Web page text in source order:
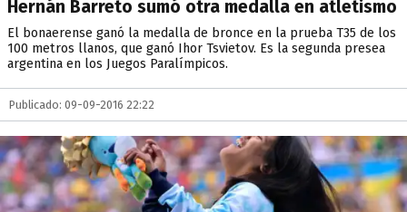
Hernán Barreto sumó otra medalla en atletismo
El bonaerense ganó la medalla de bronce en la prueba T35 de los
100 metros llanos, que ganó Ihor Tsvietov. Es la segunda presea
argentina en los Juegos Paralímpicos.
Publicado: 09-09-2016 22:22